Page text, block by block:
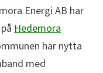
Energi AB har
Hedemora
har nytta
med